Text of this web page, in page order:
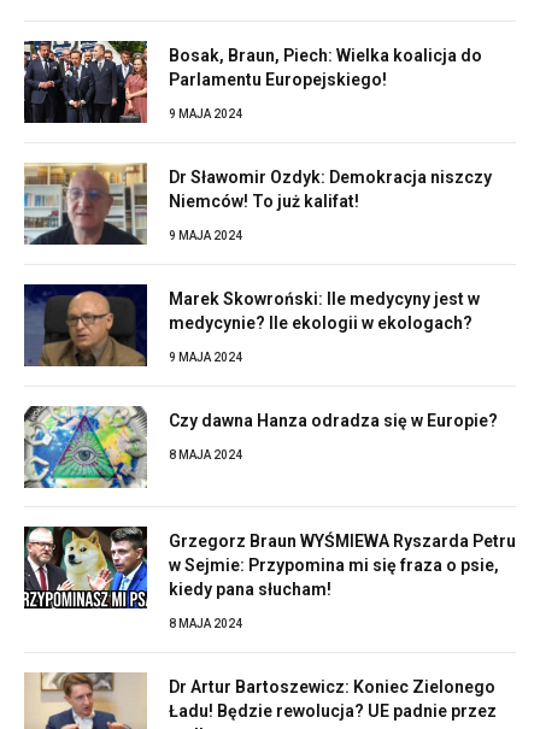
Bosak, Braun, Piech: Wielka koalicja do
Parlamentu Europejskiego!
9 MAJA 2024
Dr Sławomir Ozdyk: Demokracja niszczy
Niemców! To już kalifat!
9 MAJA 2024
Marek Skowroński: Ile medycyny jest w
medycynie? Ile ekologii w ekologach?
9 MAJA 2024
Czy dawna Hanza odradza się w Europie?
8 MAJA 2024
Grzegorz Braun WYŚMIEWA Ryszarda Petru
w Sejmie: Przypomina mi się fraza o psie,
kiedy pana słucham!
8 MAJA 2024
Dr Artur Bartoszewicz: Koniec Zielonego
Ładu! Będzie rewolucja? UE padnie przez